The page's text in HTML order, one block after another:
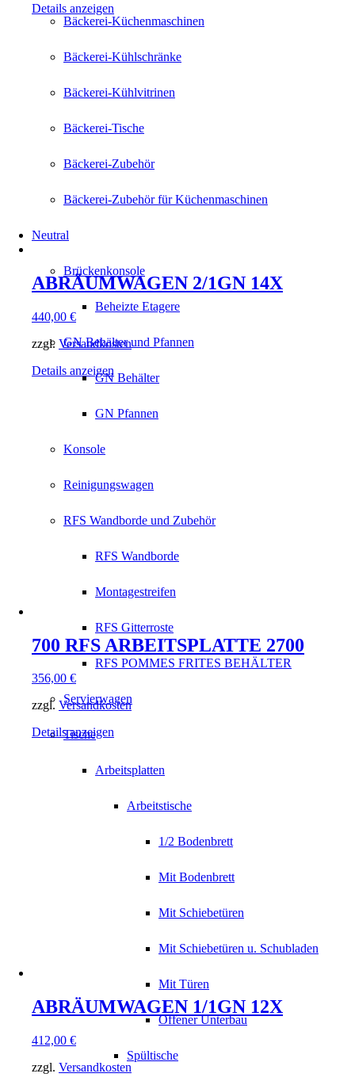
Bäckerei-Küchenmaschinen
Bäckerei-Kühlschränke
Bäckerei-Kühlvitrinen
Bäckerei-Tische
Bäckerei-Zubehör
Bäckerei-Zubehör für Küchenmaschinen
Neutral
Brückenkonsole
Beheizte Etagere
GN Behälter und Pfannen
GN Behälter
GN Pfannen
Konsole
Reinigungswagen
RFS Wandborde und Zubehör
RFS Wandborde
Montagestreifen
RFS Gitterroste
RFS POMMES FRITES BEHÄLTER
Servierwagen
Tische
Arbeitsplatten
Arbeitstische
1/2 Bodenbrett
Mit Bodenbrett
Mit Schiebetüren
Mit Schiebetüren u. Schubladen
Mit Türen
Offener Unterbau
Spültische
Details anzeigen
ABRÄUMWAGEN 2/1GN 14X
440,00 €
zzgl. Versandkosten
Details anzeigen
700 RFS ARBEITSPLATTE 2700
356,00 €
zzgl. Versandkosten
Details anzeigen
ABRÄUMWAGEN 1/1GN 12X
412,00 €
zzgl. Versandkosten